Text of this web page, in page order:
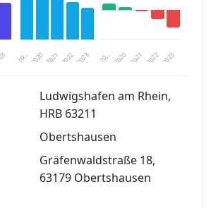
20… 2021 2023
2020 2022 20… 2021 2023
2020 2022
nach kostenloser
Registrierung verfügbar
kostenlos registrieren
Ludwigshafen am Rhein,
HRB 63211
Obertshausen
Gräfenwaldstraße 18,
63179 Obertshausen